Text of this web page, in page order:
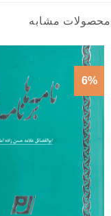
محصولات مشابه
6%